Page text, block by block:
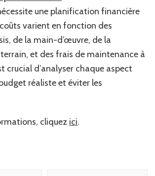
une planification financière
varient en fonction des
de la main-d’œuvre, de la
et des frais de maintenance à
crucial d’analyser chaque aspect
réaliste et éviter les
cliquez ici.